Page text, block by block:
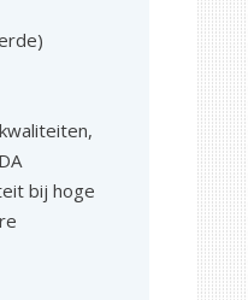
bij hoge